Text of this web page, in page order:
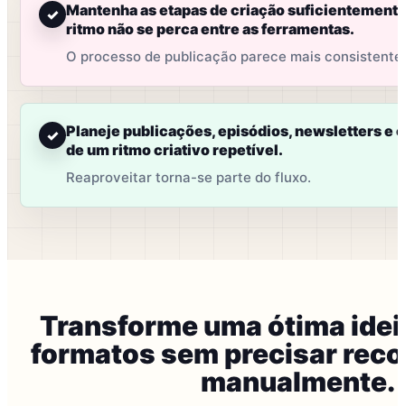
✓ Mantenha as etapas de criação
ritmo não se perca entre as ferramentas.
O processo de publicação parece mais consistente.
✓ Planeje publicações, episódios, newsletters e
de um ritmo criativo repetível.
Reaproveitar torna-se parte do fluxo.
Transforme uma ótima
formatos sem precisar
manualmente.